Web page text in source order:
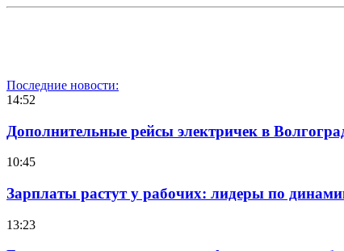
Последние новости:
14:52
Дополнительные рейсы электричек в
10:45
Зарплаты растут у рабочих: лидеры по
13:23